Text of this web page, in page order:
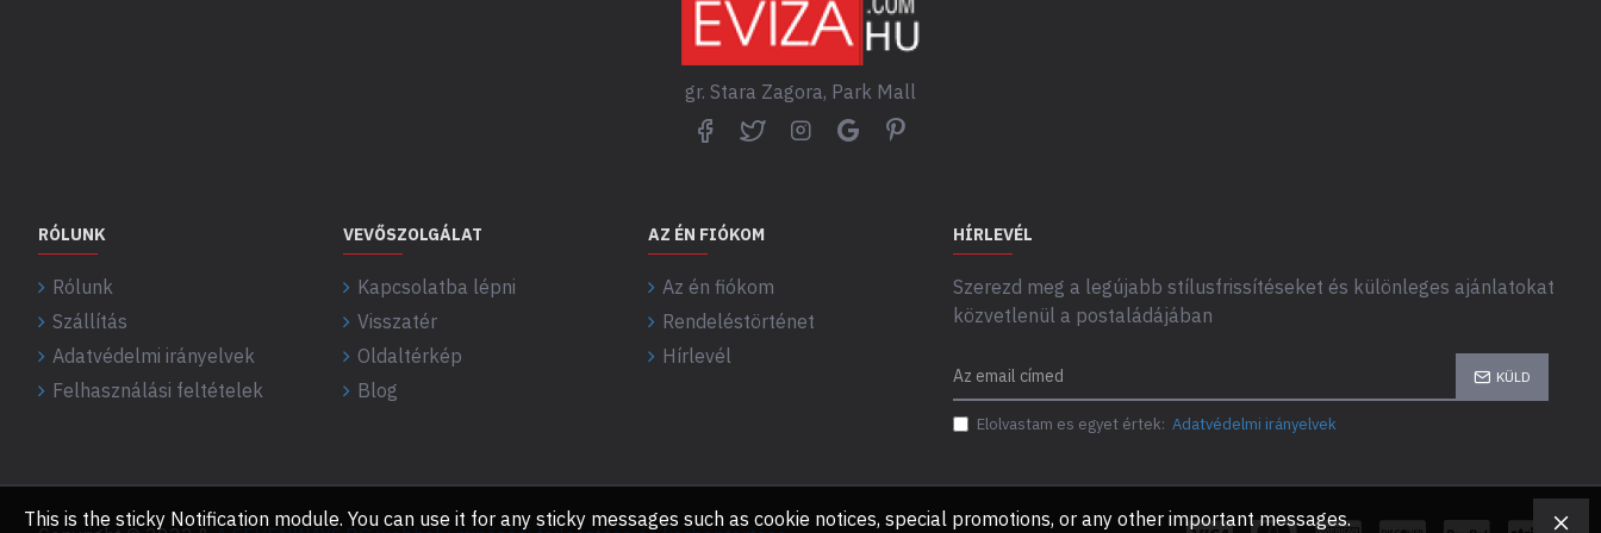
gr. Stara Zagora, Park Mall
RÓLUNK
Rólunk
Szállítás
Adatvédelmi irányelvek
Felhasználási feltételek
VEVŐSZOLGÁLAT
Kapcsolatba lépni
Visszatér
Oldaltérkép
Blog
AZ ÉN FIÓKOM
Az én fiókom
Rendeléstörténet
Hírlevél
HÍRLEVÉL
Szerezd meg a legújabb stílusfrissítéseket és különleges ajánlatokat
közvetlenül a postaládájában
KÜLD
Elolvastam es egyet értek: Adatvédelmi irányelvek
This is the sticky Notification module. You can use it for any sticky messages such as cookie notices, special promotions, or any other important messages.